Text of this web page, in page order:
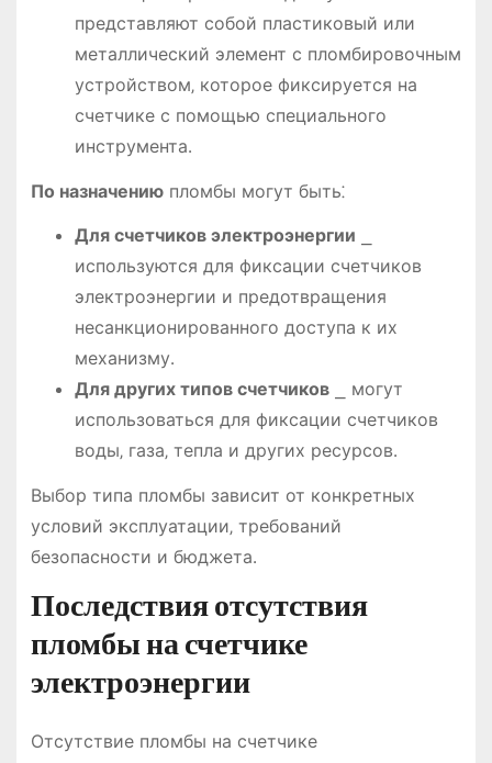
представляют собой пластиковый или
металлический элемент с пломбировочным
устройством‚ которое фиксируется на
счетчике с помощью специального
инструмента․
По назначениюпломбы могут быть⁚
Для счетчиков электроэнергии
используются для фиксации счетчиков
электроэнергии и предотвращения
несанкционированного доступа к их
механизму․
Для других типов счетчиков⎯ могут
использоваться для фиксации счетчиков
воды‚ газа‚ тепла и других ресурсов․
Выбор типа пломбы зависит от конкретных
условий эксплуатации‚ требований
безопасности и бюджета․
Последствия отсутствия
пломбы на счетчике
электроэнергии
Отсутствие пломбы на счетчике